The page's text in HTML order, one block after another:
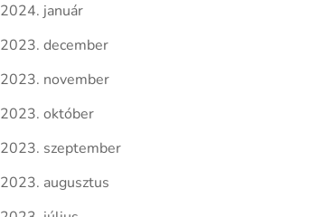
2024. január
2023. december
2023. november
2023. október
2023. szeptember
2023. augusztus